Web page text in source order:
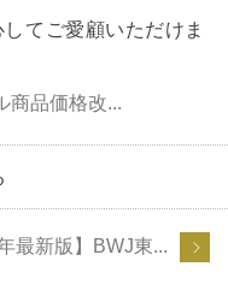
てご愛顧いただけま
商品価格改...
最新版】BWJ東...